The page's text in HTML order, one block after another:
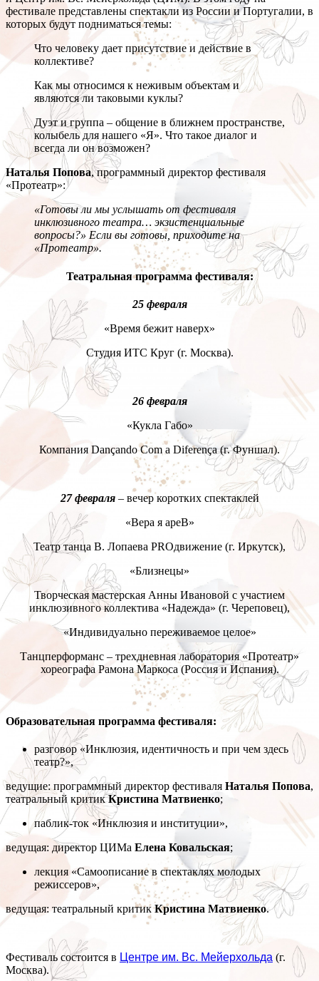
фестивале представлены спектакли из России и Португалии, в
которых будут подниматься темы:
Что человеку дает присутствие и действие в
коллективе?
Как мы относимся к неживым объектам и
являются ли таковыми куклы?
Дуэт и группа – общение в ближнем пространстве,
колыбель для нашего «Я». Что такое диалог и
всегда ли он возможен?
Наталья Попова, программный директор фестиваля
«Протеатр»:
«Готовы ли мы услышать от фестиваля
инклюзивного театра… экзистенциальные
вопросы?» Если вы готовы, приходите на
«Протеатр».
Театральная программа фестиваля:
25 февраля
«Время бежит наверх»
Студия ИТС Круг (г. Москва).
26 февраля
«Кукла Габо»
Компания Dançando Com a Diferença (г. Фуншал).
27 февраля– вечер коротких спектаклей
«Вера я ареВ»
Театр танца В. Лопаева PROдвижение (г. Иркутск),
«Близнецы»
Творческая мастерская Анны Ивановой с участием
инклюзивного коллектива «Надежда» (г. Череповец),
«Индивидуально переживаемое целое»
Танцперформанс – трехдневная лаборатория «Протеатр»
хореографа Рамона Маркоса (Россия и Испания).
Образовательная программа фестиваля:
разговор «Инклюзия, идентичность и при чем здесь
театр?»,
ведущие: программный директор фестиваля Наталья Попова,
театральный критикКристина Матвиенко;
паблик-ток «Инклюзия и институции»,
ведущая: директор ЦИМа Елена Ковальская;
лекция «Самоописание в спектаклях молодых
режиссеров»,
ведущая: театральный критикКристина Матвиенко.
Фестиваль состоится в Центре им. Вс. Мейерхольда (г.
Москва).